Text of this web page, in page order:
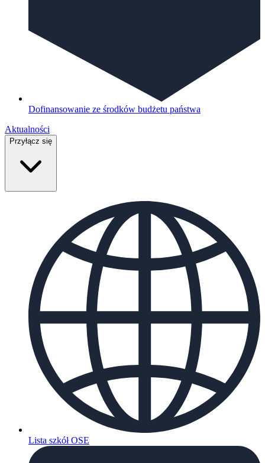
Dofinansowanie ze środków budżetu państwa
Aktualności
Przyłącz się
Lista szkół OSE